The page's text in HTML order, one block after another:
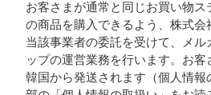
お客さまが通常と同じお買い物
の商品を購入できるよう、株式会
当該事業者の委託を受けて、メル
ップの運営業務を行います。お
韓国から発送されます（個人情報